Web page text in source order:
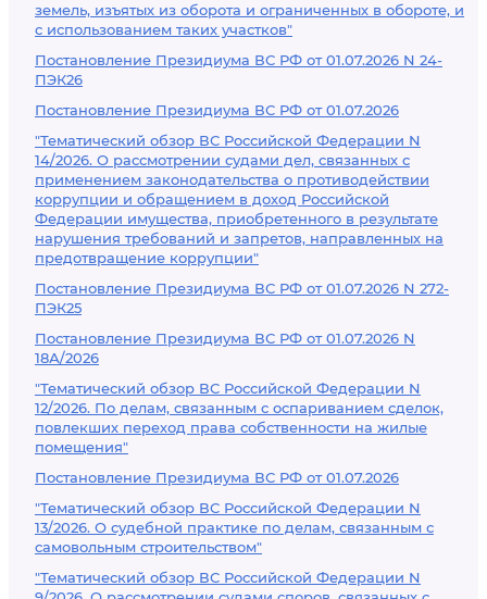
земель, изъятых из оборота и ограниченных в обороте, и
с использованием таких участков"
Постановление Президиума ВС РФ от 01.07.2026 N 24-
ПЭК26
Постановление Президиума ВС РФ от 01.07.2026
"Тематический обзор ВС Российской Федерации N
14/2026. О рассмотрении судами дел, связанных с
применением законодательства о противодействии
коррупции и обращением в доход Российской
Федерации имущества, приобретенного в результате
нарушения требований и запретов, направленных на
предотвращение коррупции"
Постановление Президиума ВС РФ от 01.07.2026 N 272-
ПЭК25
Постановление Президиума ВС РФ от 01.07.2026 N
18А/2026
"Тематический обзор ВС Российской Федерации N
12/2026. По делам, связанным с оспариванием сделок,
повлекших переход права собственности на жилые
помещения"
Постановление Президиума ВС РФ от 01.07.2026
"Тематический обзор ВС Российской Федерации N
13/2026. О судебной практике по делам, связанным с
самовольным строительством"
"Тематический обзор ВС Российской Федерации N